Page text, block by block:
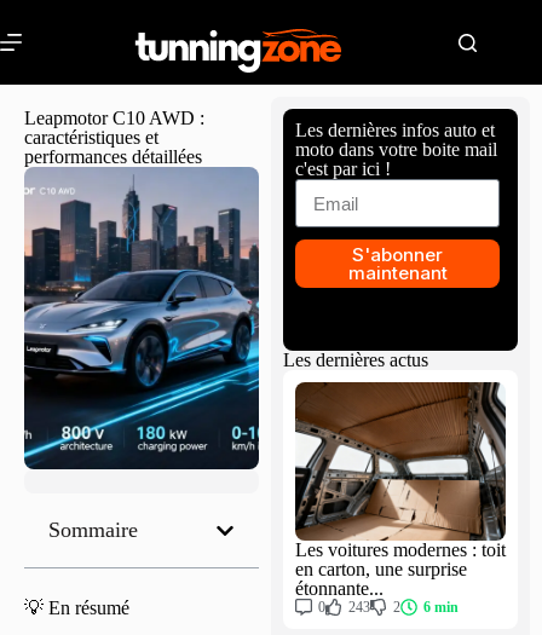
Leapmotor C10 AWD :
caractéristiques et
performances détaillées
Sommaire
💡 En résumé
Les dernières infos auto et
moto dans votre boite mail
c'est par ici !
S'abonner
maintenant
Les dernières actus
Les voitures modernes : toit
en carton, une surprise
étonnante...
0 243 2 6 min